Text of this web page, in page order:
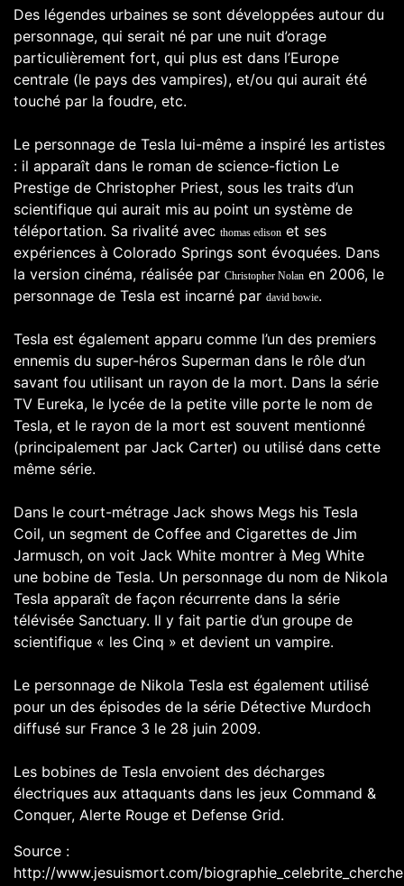
Des légendes urbaines se sont développées autour du
personnage, qui serait né par une nuit d’orage
particulièrement fort, qui plus est dans l’Europe
centrale (le pays des vampires), et/ou qui aurait été
touché par la foudre, etc.
Le personnage de Tesla lui-même a inspiré les artistes
: il apparaît dans le roman de science-fiction Le
Prestige de Christopher Priest, sous les traits d’un
scientifique qui aurait mis au point un système de
téléportation. Sa rivalité avec thomas edison et ses
expériences à Colorado Springs sont évoquées. Dans
la version cinéma, réalisée par Christopher Nolan en 2006, le
personnage de Tesla est incarné par david bowie.
Tesla est également apparu comme l’un des premiers
ennemis du super-héros Superman dans le rôle d’un
savant fou utilisant un rayon de la mort. Dans la série
TV Eureka, le lycée de la petite ville porte le nom de
Tesla, et le rayon de la mort est souvent mentionné
(principalement par Jack Carter) ou utilisé dans cette
même série.
Dans le court-métrage Jack shows Megs his Tesla
Coil, un segment de Coffee and Cigarettes de Jim
Jarmusch, on voit Jack White montrer à Meg White
une bobine de Tesla. Un personnage du nom de Nikola
Tesla apparaît de façon récurrente dans la série
télévisée Sanctuary. Il y fait partie d’un groupe de
scientifique « les Cinq » et devient un vampire.
Le personnage de Nikola Tesla est également utilisé
pour un des épisodes de la série Détective Murdoch
diffusé sur France 3 le 28 juin 2009.
Les bobines de Tesla envoient des décharges
électriques aux attaquants dans les jeux Command &
Conquer, Alerte Rouge et Defense Grid.
Source :
http://www.jesuismort.com/